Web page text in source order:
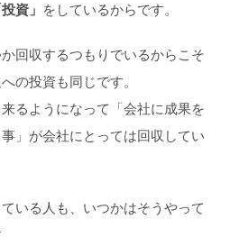
投資」 をしているからです。
回収するつもりでいるからこそ
の投資も同じです。
るようになって「会社に成果を
」が会社にとっては回収してい
いる人も、いつかはそうやって